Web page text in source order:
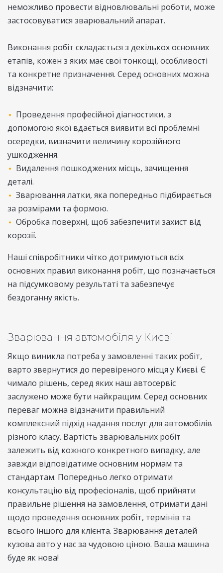
неможливо провести відновлювальні роботи, може
застосовуватися зварювальний апарат.
Виконання робіт складається з декількох основних
етапів, кожен з яких має свої тонкощі, особливості
та конкретне призначення. Серед основних можна
відзначити:
Проведення професійної діагностики, з
допомогою якої вдається виявити всі проблемні
осередки, визначити величину корозійного
ушкодження.
Видалення пошкоджених місць, зачищення
деталі.
Зварювання латки, яка попередньо підбирається
за розмірами та формою.
Обробка поверхні, щоб забезпечити захист від
корозії.
Наші співробітники чітко дотримуються всіх
основних правил виконання робіт, що позначається
на підсумковому результаті та забезпечує
бездоганну якість.
Зварювання автомобіля у Києві
Якщо виникла потреба у замовленні таких робіт,
варто звернутися до перевіреного місця у Києві. Є
чимало рішень, серед яких наш автосервіс
заслужено може бути найкращим. Серед основних
переваг можна відзначити правильний
комплексний підхід надання послуг для автомобілів
різного класу. Вартість зварювальних робіт
залежить від кожного конкретного випадку, але
завжди відповідатиме основним нормам та
стандартам. Попередньо легко отримати
консультацію від професіоналів, щоб прийняти
правильне рішення на замовлення, отримати дані
щодо проведення основних робіт, термінів та
всього іншого для клієнта. Зварювання деталей
кузова авто у нас за чудовою ціною. Ваша машина
буде як нова!